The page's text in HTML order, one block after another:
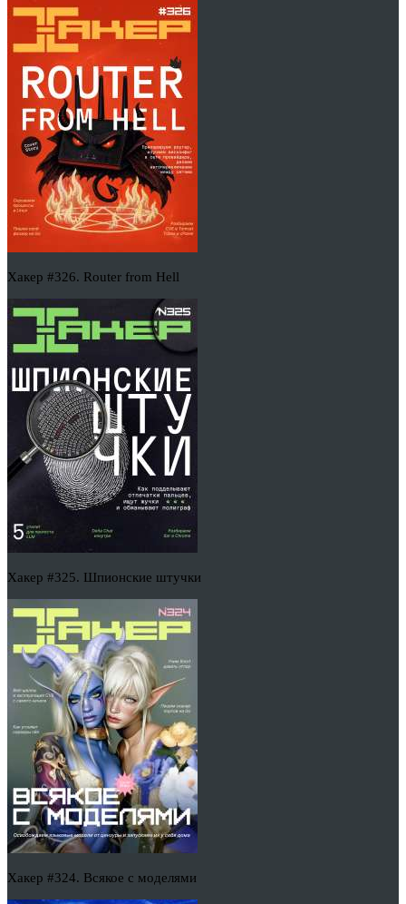
Хакер #326. Router from Hell
Хакер #325. Шпионские штучки
Хакер #324. Всякое с моделями